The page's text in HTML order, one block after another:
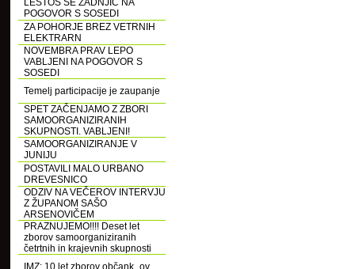
LESTOS ŠE ZADNJIČ NA
POGOVOR S SOSEDI
ZA POHORJE BREZ VETRNIH
ELEKTRARN
NOVEMBRA PRAV LEPO
VABLJENI NA POGOVOR S
SOSEDI
Temelj participacije je zaupanje
SPET ZAČENJAMO Z ZBORI
SAMOORGANIZIRANIH
SKUPNOSTI. VABLJENI!
SAMOORGANIZIRANJE V
JUNIJU
POSTAVILI MALO URBANO
DREVESNICO
ODZIV NA VEČEROV INTERVJU
Z ŽUPANOM SAŠO
ARSENOVIČEM
PRAZNUJEMO!!!! Deset let
zborov samoorganiziranih
četrtnih in krajevnih skupnosti
IMZ: 10 let zborov občank_ov